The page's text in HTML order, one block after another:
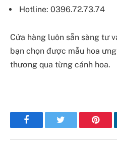
Hotline: 0396.72.73.74
Cửa hàng luôn sẵn sàng tư
bạn chọn được mẫu hoa
thương qua từng cánh hoa.
Facebook